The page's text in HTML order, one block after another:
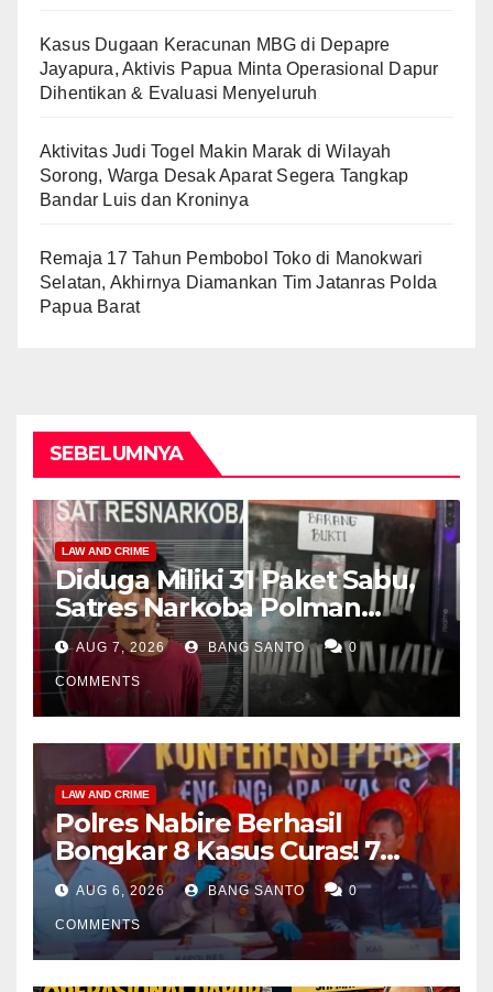
Kasus Dugaan Keracunan MBG di Depapre
Jayapura, Aktivis Papua Minta Operasional Dapur
Dihentikan & Evaluasi Menyeluruh
Aktivitas Judi Togel Makin Marak di Wilayah
Sorong, Warga Desak Aparat Segera Tangkap
Bandar Luis dan Kroninya
Remaja 17 Tahun Pembobol Toko di Manokwari
Selatan, Akhirnya Diamankan Tim Jatanras Polda
Papua Barat
SEBELUMNYA
LAW AND CRIME
Diduga Miliki 31 Paket Sabu,
Satres Narkoba Polman
Amankan Pria di Matali
AUG 7, 2026 BANG SANTO 0
COMMENTS
LAW AND CRIME
Polres Nabire Berhasil
Bongkar 8 Kasus Curas! 7
Pelaku Ditangkap, 62 Motor
Kembali Diamankan
AUG 6, 2026 BANG SANTO 0
COMMENTS